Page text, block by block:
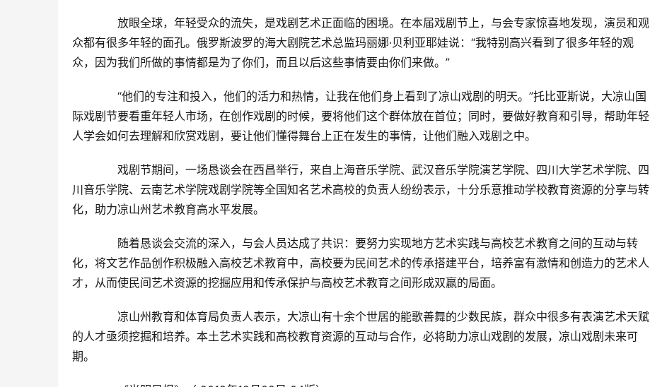
放眼全球，年轻受众的流失，是戏剧艺术正面临的困境。在本届戏剧节上，与会专家惊喜地发现，演员和观
众都有很多年轻的面孔。俄罗斯波罗的海大剧院艺术总监玛丽娜·贝利亚耶娃说：“我特别高兴看到了很多年轻的观
众，因为我们所做的事情都是为了你们，而且以后这些事情要由你们来做。”
“他们的专注和投入，他们的活力和热情，让我在他们身上看到了凉山戏剧的明天。”托比亚斯说，大凉山国
际戏剧节要看重年轻人市场，在创作戏剧的时候，要将他们这个群体放在首位；同时，要做好教育和引导，帮助年轻
人学会如何去理解和欣赏戏剧，要让他们懂得舞台上正在发生的事情，让他们融入戏剧之中。
戏剧节期间，一场恳谈会在西昌举行，来自上海音乐学院、武汉音乐学院演艺学院、四川大学艺术学院、四
川音乐学院、云南艺术学院戏剧学院等全国知名艺术高校的负责人纷纷表示，十分乐意推动学校教育资源的分享与转
化，助力凉山州艺术教育高水平发展。
随着恳谈会交流的深入，与会人员达成了共识：要努力实现地方艺术实践与高校艺术教育之间的互动与转
化，将文艺作品创作积极融入高校艺术教育中，高校要为民间艺术的传承搭建平台，培养富有激情和创造力的艺术人
才，从而使民间艺术资源的挖掘应用和传承保护与高校艺术教育之间形成双赢的局面。
凉山州教育和体育局负责人表示，大凉山有十余个世居的能歌善舞的少数民族，群众中很多有表演艺术天赋
的人才亟须挖掘和培养。本土艺术实践和高校教育资源的互动与合作，必将助力凉山戏剧的发展，凉山戏剧未来可
期。